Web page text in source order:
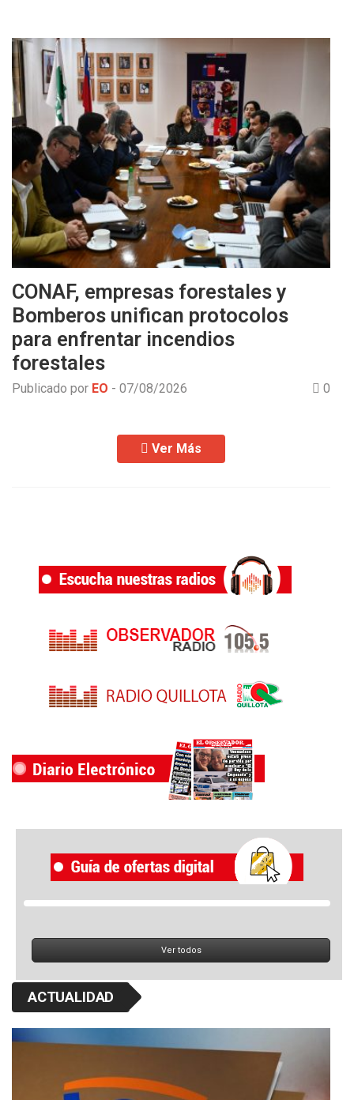
CONAF, empresas forestales y
Bomberos unifican protocolos
para enfrentar incendios
forestales
Publicado por EO - 07/08/2026 0
Ver Más
Ver todos
ACTUALIDAD